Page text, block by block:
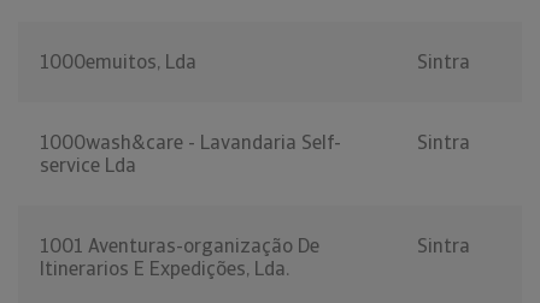
1000emuitos, Lda Sintra
1000wash&care - Lavandaria Self-
service Lda
Sintra
1001 Aventuras-organização De
Itinerarios E Expedições, Lda.
Sintra